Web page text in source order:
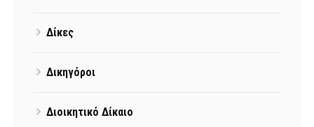
Δίκες
Δικηγόροι
Διοικητικό Δίκαιο